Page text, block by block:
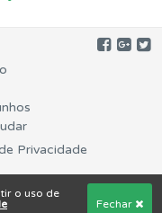
o uso de
Fechar
Privacidade